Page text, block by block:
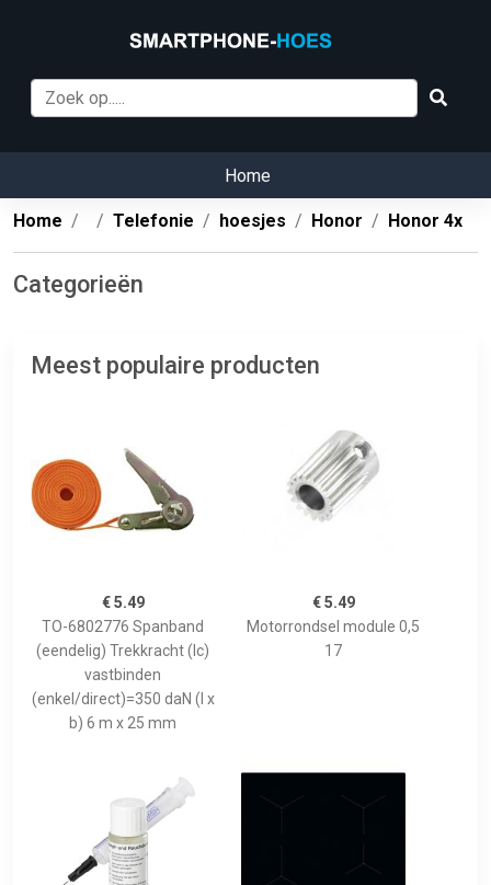
Home
Home Telefonie hoesjes Honor Honor 4x
Categorieën
Meest populaire producten
€ 5.49
TO-6802776 Spanband
(eendelig) Trekkracht (lc)
vastbinden
(enkel/direct)=350 daN (l x
b) 6 m x 25 mm
€ 5.49
Motorrondsel module 0,5
17